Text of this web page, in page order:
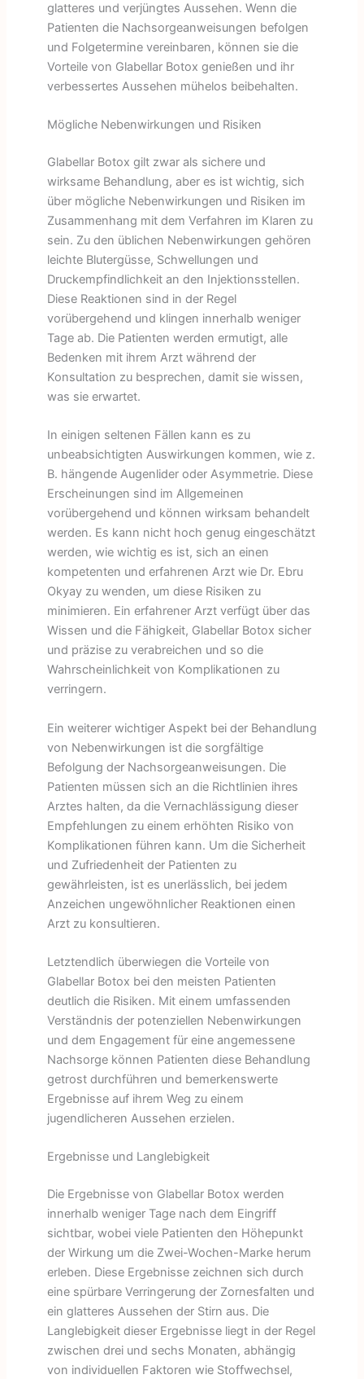
glatteres und verjüngtes Aussehen. Wenn die
Patienten die Nachsorgeanweisungen befolgen
und Folgetermine vereinbaren, können sie die
Vorteile von Glabellar Botox genießen und ihr
verbessertes Aussehen mühelos beibehalten.
Mögliche Nebenwirkungen und Risiken
Glabellar Botox gilt zwar als sichere und
wirksame Behandlung, aber es ist wichtig, sich
über mögliche Nebenwirkungen und Risiken im
Zusammenhang mit dem Verfahren im Klaren zu
sein. Zu den üblichen Nebenwirkungen gehören
leichte Blutergüsse, Schwellungen und
Druckempfindlichkeit an den Injektionsstellen.
Diese Reaktionen sind in der Regel
vorübergehend und klingen innerhalb weniger
Tage ab. Die Patienten werden ermutigt, alle
Bedenken mit ihrem Arzt während der
Konsultation zu besprechen, damit sie wissen,
was sie erwartet.
In einigen seltenen Fällen kann es zu
unbeabsichtigten Auswirkungen kommen, wie z.
B. hängende Augenlider oder Asymmetrie. Diese
Erscheinungen sind im Allgemeinen
vorübergehend und können wirksam behandelt
werden. Es kann nicht hoch genug eingeschätzt
werden, wie wichtig es ist, sich an einen
kompetenten und erfahrenen Arzt wie Dr. Ebru
Okyay zu wenden, um diese Risiken zu
minimieren. Ein erfahrener Arzt verfügt über das
Wissen und die Fähigkeit, Glabellar Botox sicher
und präzise zu verabreichen und so die
Wahrscheinlichkeit von Komplikationen zu
verringern.
Ein weiterer wichtiger Aspekt bei der Behandlung
von Nebenwirkungen ist die sorgfältige
Befolgung der Nachsorgeanweisungen. Die
Patienten müssen sich an die Richtlinien ihres
Arztes halten, da die Vernachlässigung dieser
Empfehlungen zu einem erhöhten Risiko von
Komplikationen führen kann. Um die Sicherheit
und Zufriedenheit der Patienten zu
gewährleisten, ist es unerlässlich, bei jedem
Anzeichen ungewöhnlicher Reaktionen einen
Arzt zu konsultieren.
Letztendlich überwiegen die Vorteile von
Glabellar Botox bei den meisten Patienten
deutlich die Risiken. Mit einem umfassenden
Verständnis der potenziellen Nebenwirkungen
und dem Engagement für eine angemessene
Nachsorge können Patienten diese Behandlung
getrost durchführen und bemerkenswerte
Ergebnisse auf ihrem Weg zu einem
jugendlicheren Aussehen erzielen.
Ergebnisse und Langlebigkeit
Die Ergebnisse von Glabellar Botox werden
innerhalb weniger Tage nach dem Eingriff
sichtbar, wobei viele Patienten den Höhepunkt
der Wirkung um die Zwei-Wochen-Marke herum
erleben. Diese Ergebnisse zeichnen sich durch
eine spürbare Verringerung der Zornesfalten und
ein glatteres Aussehen der Stirn aus. Die
Langlebigkeit dieser Ergebnisse liegt in der Regel
zwischen drei und sechs Monaten, abhängig
von individuellen Faktoren wie Stoffwechsel,